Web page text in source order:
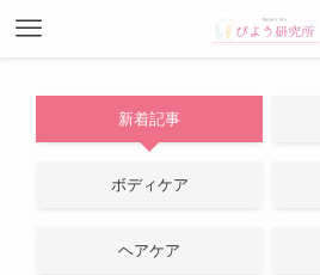
新着記事
ボディケア
ヘアケア